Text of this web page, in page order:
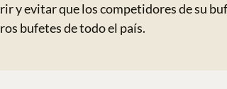
y evitar que los competidores de su
bufetes de todo el país.